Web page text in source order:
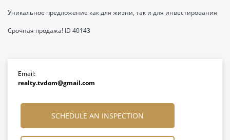
Уникальное предложение как для жизни, так и для инвестирования
Срочная продажа! ID 40143
Email:
realty.tvdom@gmail.com
SCHEDULE AN INSPECTION